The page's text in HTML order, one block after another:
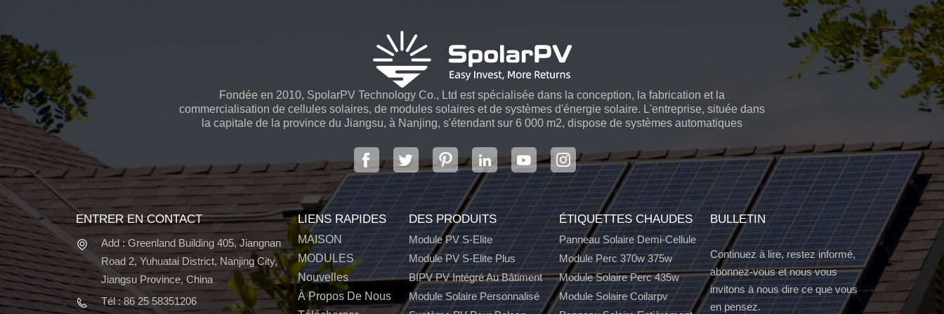
Fondée en 2010, SpolarPV Technology Co., Ltd est spécialisée dans la conception, la fabrication et la
commercialisation de cellules solaires, de modules solaires et de systèmes d'énergie solaire. L'entreprise, située dans
la capitale de la province du Jiangsu, à Nanjing, s'étendant sur 6 000 m2, dispose de systèmes automatiques
ENTRER EN CONTACT
Add : Greenland Building 405, Jiangnan
Road 2, Yuhuatai District, Nanjing City,
Jiangsu Province, China
Tél : 86 25 58351206
LIENS RAPIDES
MAISON
MODULES
Nouvelles
À Propos De Nous
DES PRODUITS
Module PV S-Elite
Module PV S-Elite Plus
BIPV PV Intégré Au Bâtiment
Module Solaire Personnalisé
ÉTIQUETTES CHAUDES
Panneau Solaire Demi-Cellule
Module Perc 370w 375w
Module Solaire Perc 435w
Module Solaire Coilarpv
BULLETIN
Continuez à lire, restez informé,
abonnez-vous et nous vous
invitons à nous dire ce que vous
en pensez.